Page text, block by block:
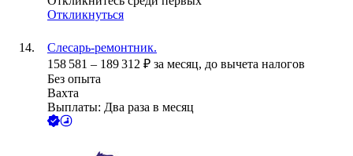
Откликнуться
Слесарь-ремонтник.
158 581 – 189 312 ₽ за месяц, до вычета налогов
Без опыта
Вахта
Выплаты: Два раза в месяц